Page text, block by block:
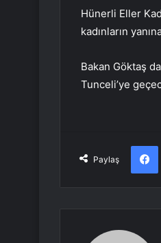
Hünerli Eller
kadınların
Bakan Göktaş
Tunceli’ye
Paylaş